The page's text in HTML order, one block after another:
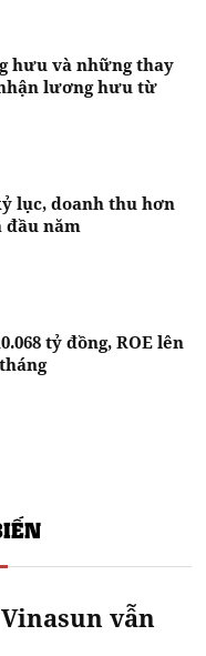
hưu và những thay
lương hưu từ
lục, doanh thu hơn
đầu năm
tỷ đồng, ROE lên
vẫn